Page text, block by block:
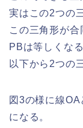
実はこの2つの
この三角形が
PBは等しくな
以下から2つの
図3の様に線
になる。